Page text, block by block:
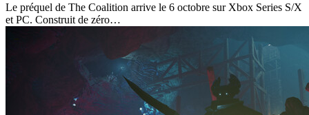
Le préquel de The Coalition arrive le 6 octobre sur Xbox Series S/X
et PC. Construit de zéro…